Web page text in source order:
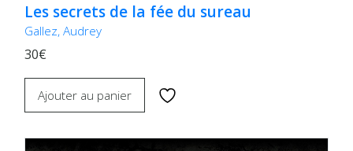
Les secrets de la fée du sureau
Gallez, Audrey
30€
Ajouter au panier